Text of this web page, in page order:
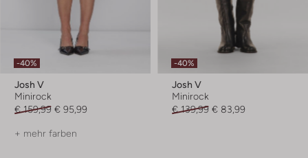
-40%
Josh V
Minirock
€ 159,99 € 95,99
+ mehr farben
-40%
Josh V
Minirock
€ 139,99 € 83,99